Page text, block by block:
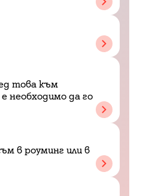
това към
необходимо да го
в роуминг или в